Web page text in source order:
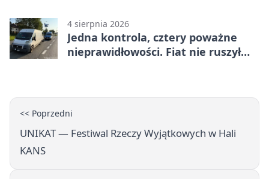
4 sierpnia 2026
Jedna kontrola, cztery poważne
nieprawidłowości. Fiat nie ruszył
<< Poprzedni
UNIKAT — Festiwal Rzeczy Wyjątkowych w Hali
KANS